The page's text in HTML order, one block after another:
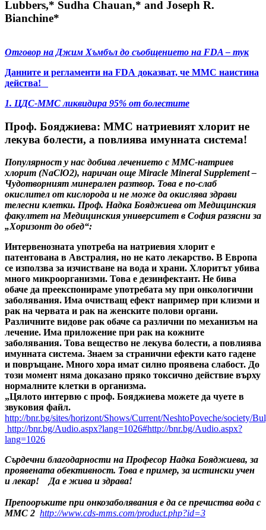
Lubbers,* Sudha Chauan,* and Joseph R.
Bianchine*
Отговор на Джим Хъмбъл до съобщението на FDA – тук
Данните и регламенти на FDА доказват, че ММС наистина
действа!
1. ЦДС-ММС ликвидира 95% от болестите
Проф. Бояджиева: ММС натриевият хлорит не
лекува болести, а повлиява имунната система!
Популярност у нас добива лечението с ММС-натриев
хлорит (NaClO2), наричан още Miracle Mineral Supplement –
Чудотворният минерален разтвор. Това е по-слаб
окислител от кислорода и не може да окислява здрави
телесни клетки. Проф. Надка Бояджиева от Медицинския
факултет на Медицинския университет в София разясни за
„Хоризонт до обед“:
Интервенозната употреба на натриевия хлорит е
патентована в Австралия, но не като лекарство. В Европа
се използва за изчистване на вода и храни. Хлоритът убива
много микроорганизми. Това е дезинфектант. Не бива
обаче да преекспонираме употребата му при онкологични
заболявания. Има очистващ ефект например при клизми и
рак на червата и рак на женските полови органи.
Различните видове рак обаче са различни по механизъм на
лечение. Има приложение при рак на кожните
заболявания. Това вещество не лекува болести, а повлиява
имунната система. Знаем за странични ефекти като гадене
и повръщане. Много хора имат силно проявена слабост. До
този момент няма доказано пряко токсично действие върху
нормалните клетки в организма.
„Цялото интервю с проф. Бояджиева можете да чуете в
звуковия файл.
http://bnr.bg/sites/horizont/Shows/Current/NeshtoPoveche/society/
http://bnr.bg/Audio.aspx?lang=1026#http://bnr.bg/Audio.aspx?
lang=1026
Сърдечни благодарности на Професор Надка Бояджиева, за
проявената обективност. Това е пример, за истински учен
и лекар! Да е жива и здрава!
Препооръките при онкозаболявания е да се пречиства вода с
ММС 2 http://www.cds-mms.com/product.php?id=3